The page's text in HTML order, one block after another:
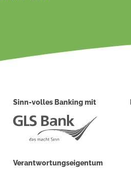
Deutsche
Sinn-volles Banking mit
Verantwortungseigentum